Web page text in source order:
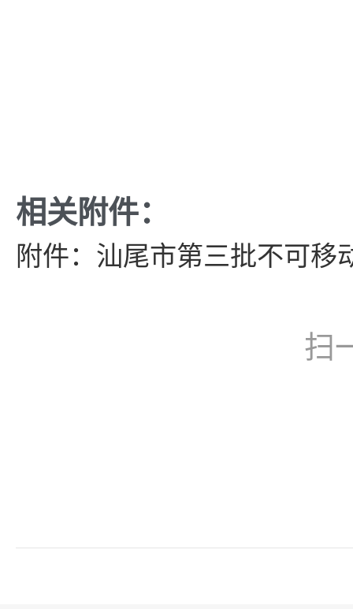
相关附件：
附件：汕尾市第三批不可移
扫